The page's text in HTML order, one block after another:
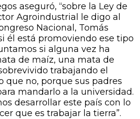
aseguró, “sobre la Ley de
Agroindustrial le digo al
Nacional, Tomás
él está promoviendo ese tipo
si alguna vez ha
de maíz, una mata de
trabajando el
que no, porque sus padres
mandarlo a la universidad.
desarrollar este país con lo
que es trabajar la tierra”.